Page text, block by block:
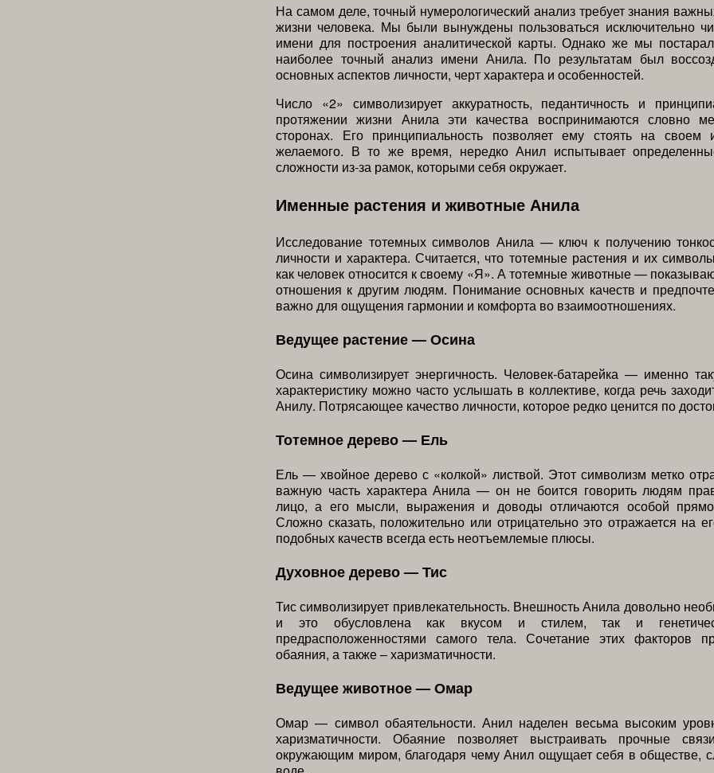
На самом деле, точный нумерологический анализ требует знания
жизни человека. Мы были вынуждены пользоваться исключительно
имени для построения аналитической карты. Однако же мы
наиболее точный анализ имени Анила. По результатам был
основных аспектов личности, черт характера и особенностей.
Число «2» символизирует аккуратность, педантичность и
протяжении жизни Анила эти качества воспринимаются словно
сторонах. Его принципиальность позволяет ему стоять на своем
желаемого. В то же время, нередко Анил испытывает
сложности из-за рамок, которыми себя окружает.
Именные растения и животные Анила
Исследование тотемных символов Анила — ключ к получению
личности и характера. Считается, что тотемные растения и их
как человек относится к своему «Я». А тотемные животные —
отношения к другим людям. Понимание основных качеств и
важно для ощущения гармонии и комфорта во взаимоотношениях.
Ведущее растение — Осина
Осина символизирует энергичность. Человек-батарейка — именно
характеристику можно часто услышать в коллективе, когда речь
Анилу. Потрясающее качество личности, которое редко ценится по
Тотемное дерево — Ель
Ель — хвойное дерево с «колкой» листвой. Этот символизм метко
важную часть характера Анила — он не боится говорить людям
лицо, а его мысли, выражения и доводы отличаются особой
Сложно сказать, положительно или отрицательно это отражается на
подобных качеств всегда есть неотъемлемые плюсы.
Духовное дерево — Тис
Тис символизирует привлекательность. Внешность Анила довольно
и это обусловлена как вкусом и стилем, так и
предрасположенностями самого тела. Сочетание этих факторов
обаяния, а также – харизматичности.
Ведущее животное — Омар
Омар — символ обаятельности. Анил наделен весьма высоким
харизматичности. Обаяние позволяет выстраивать прочные
окружающим миром, благодаря чему Анил ощущает себя в обществе,